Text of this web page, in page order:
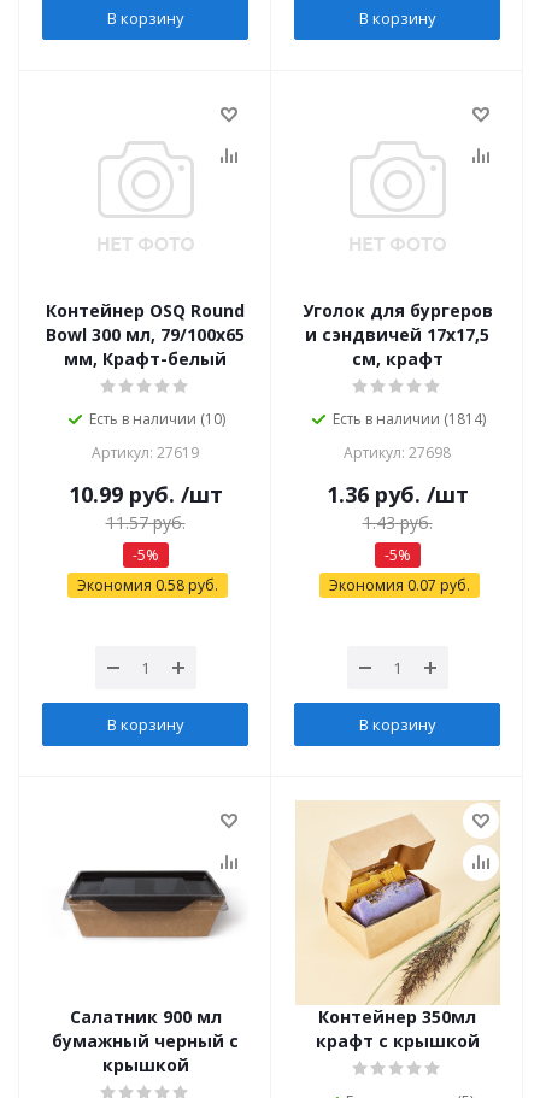
В корзину В корзину
Контейнер OSQ Round
Bowl 300 мл, 79/100x65
мм, Крафт-белый
Есть в наличии (10)
Артикул: 27619
10.99руб. /шт
11.57руб.
-5%
Экономия 0.58руб.
В корзину
Уголок для бургеров
и сэндвичей 17х17,5
см, крафт
Есть в наличии (1814)
Артикул: 27698
1.36руб. /шт
1.43руб.
-5%
Экономия 0.07 руб.
В корзину
Салатник 900 мл
бумажный черный с
крышкой
Контейнер 350мл
крафт с крышкой